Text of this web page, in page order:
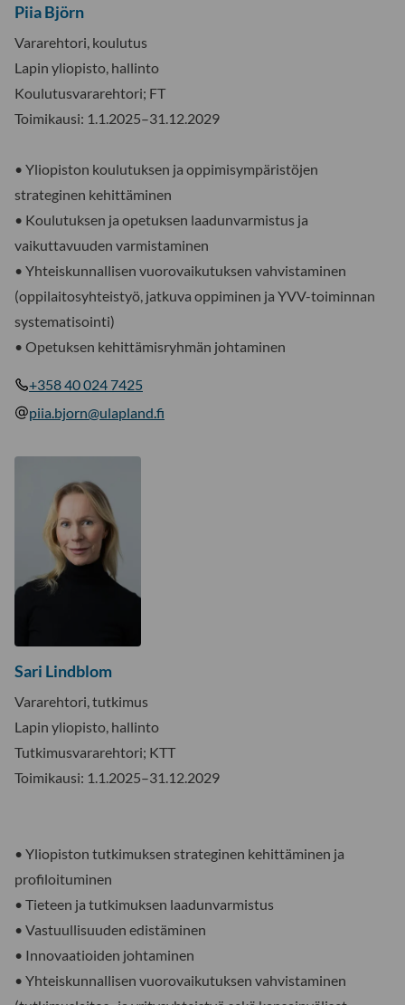
Piia Björn
Vararehtori, koulutus
Lapin yliopisto, hallinto
Koulutusvararehtori; FT
Toimikausi: 1.1.2025–31.12.2029
• Yliopiston koulutuksen ja oppimisympäristöjen
strateginen kehittäminen
• Koulutuksen ja opetuksen laadunvarmistus ja
vaikuttavuuden varmistaminen
• Yhteiskunnallisen vuorovaikutuksen vahvistaminen
(oppilaitosyhteistyö, jatkuva oppiminen ja YVV-toiminnan
systematisointi)
• Opetuksen kehittämisryhmän johtaminen
+358 40 024 7425
piia.bjorn@ulapland.fi
Sari Lindblom
Vararehtori, tutkimus
Lapin yliopisto, hallinto
Tutkimusvararehtori; KTT
Toimikausi: 1.1.2025–31.12.2029
• Yliopiston tutkimuksen strateginen kehittäminen ja
profiloituminen
• Tieteen ja tutkimuksen laadunvarmistus
• Vastuullisuuden edistäminen
• Innovaatioiden johtaminen
• Yhteiskunnallisen vuorovaikutuksen vahvistaminen